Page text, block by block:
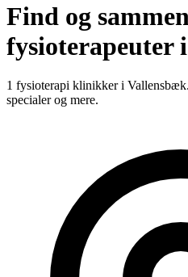
Find og
fysioterapeuter
1 fysioterapi klinikker i Vallensbæk.
specialer og mere.